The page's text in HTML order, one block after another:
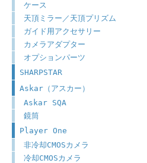
ケース
天頂ミラー／天頂プリズム
ガイド用アクセサリー
カメラアダプター
オプションパーツ
SHARPSTAR
Askar（アスカー）
Askar SQA
鏡筒
Player One
非冷却CMOSカメラ
冷却CMOSカメラ